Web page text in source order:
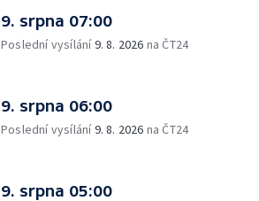
9. srpna 07:00
Poslední vysílání9. 8. 2026 na ČT24
9. srpna 06:00
Poslední vysílání9. 8. 2026 na ČT24
9. srpna 05:00